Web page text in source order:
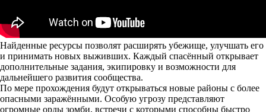
Найденные ресурсы позволят расширять убежище, улучшать его
и принимать новых выживших. Каждый спасённый открывает
дополнительные задания, экипировку и возможности для
дальнейшего развития сообщества.
По мере прохождения будут открываться новые районы с более
опасными заражёнными. Особую угрозу представляют
огромные орды зомби, встречи с которыми способны быстро